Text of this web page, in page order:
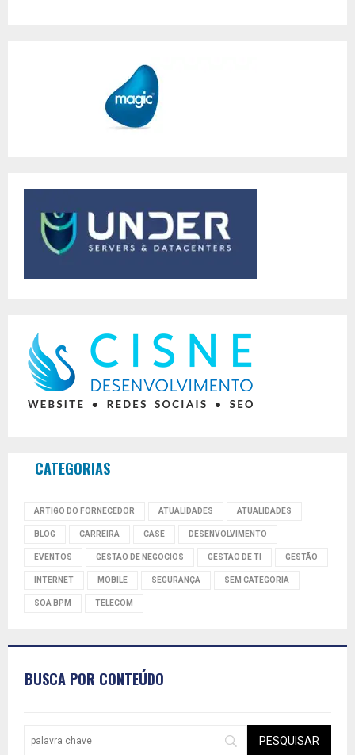
CATEGORIAS
ARTIGO DO FORNECEDOR ATUALIDADES ATUALIDADES
BLOG CARREIRA CASE DESENVOLVIMENTO
EVENTOS GESTAO DE NEGOCIOS GESTAO DE TI GESTÃO
INTERNET MOBILE SEGURANÇA SEM CATEGORIA
SOA BPM TELECOM
BUSCA POR CONTEÚDO